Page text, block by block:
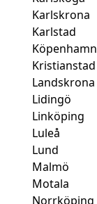
Karlskrona
Karlstad
Köpenhamn
Kristianstad
Landskrona
Lidingö
Linköping
Luleå
Lund
Malmö
Motala
Norrköping